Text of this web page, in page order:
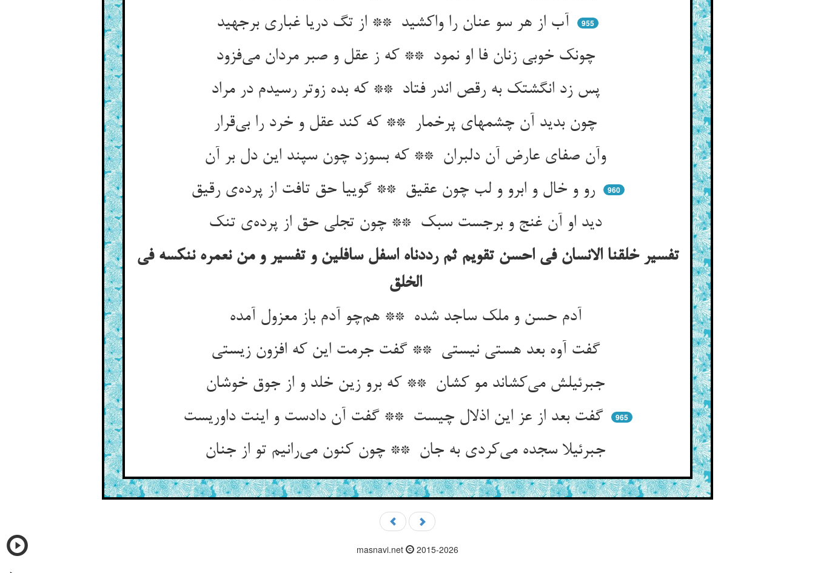
955
چونک خوبی زنان فا او نمود ** که ز عقل و صبر مردان می‌فزود
پس زد انگشتک به رقص اندر فتاد ** که بده زوتر رسیدم در مراد
وآن صفای عارض آن دلبران ** که بسوزد چون سپند این دل بر آن
رو و خال و ابرو و لب چون عقیق ** گوییا حق تافت از پرده‌ی رقیق
960
دید او آن غنج و برجست سبک ** چون تجلی حق از پرده‌ی تنک
تفسیر خلقنا الانسان فی احسن تقویم ثم رددناه اسفل سافلین و تفسیر و من نعمره ننکسه فی
الخلق
گفت آوه بعد هستی نیستی ** گفت جرمت این که افزون زیستی
گفت بعد از عز این اذلال چیست ** گفت آن دادست و اینت داوریست
965
masnavi.net 2015-2026